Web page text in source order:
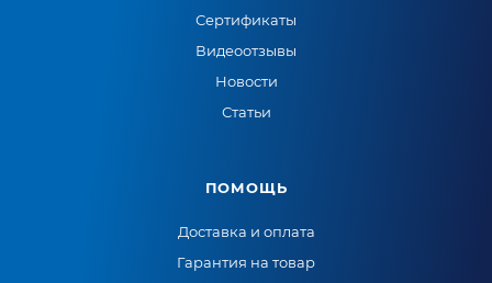
Сертификаты
Видеоотзывы
Новости
Статьи
ПОМОЩЬ
Доставка и оплата
Гарантия на товар